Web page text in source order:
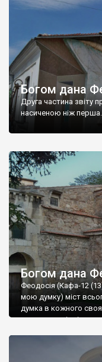
Богом дана
Друга частина звіту
насиченою ніж перша.
Богом дана
Феодосія (Кафа-12
мою думку) міст
думка в кожного
запрошую відвідати